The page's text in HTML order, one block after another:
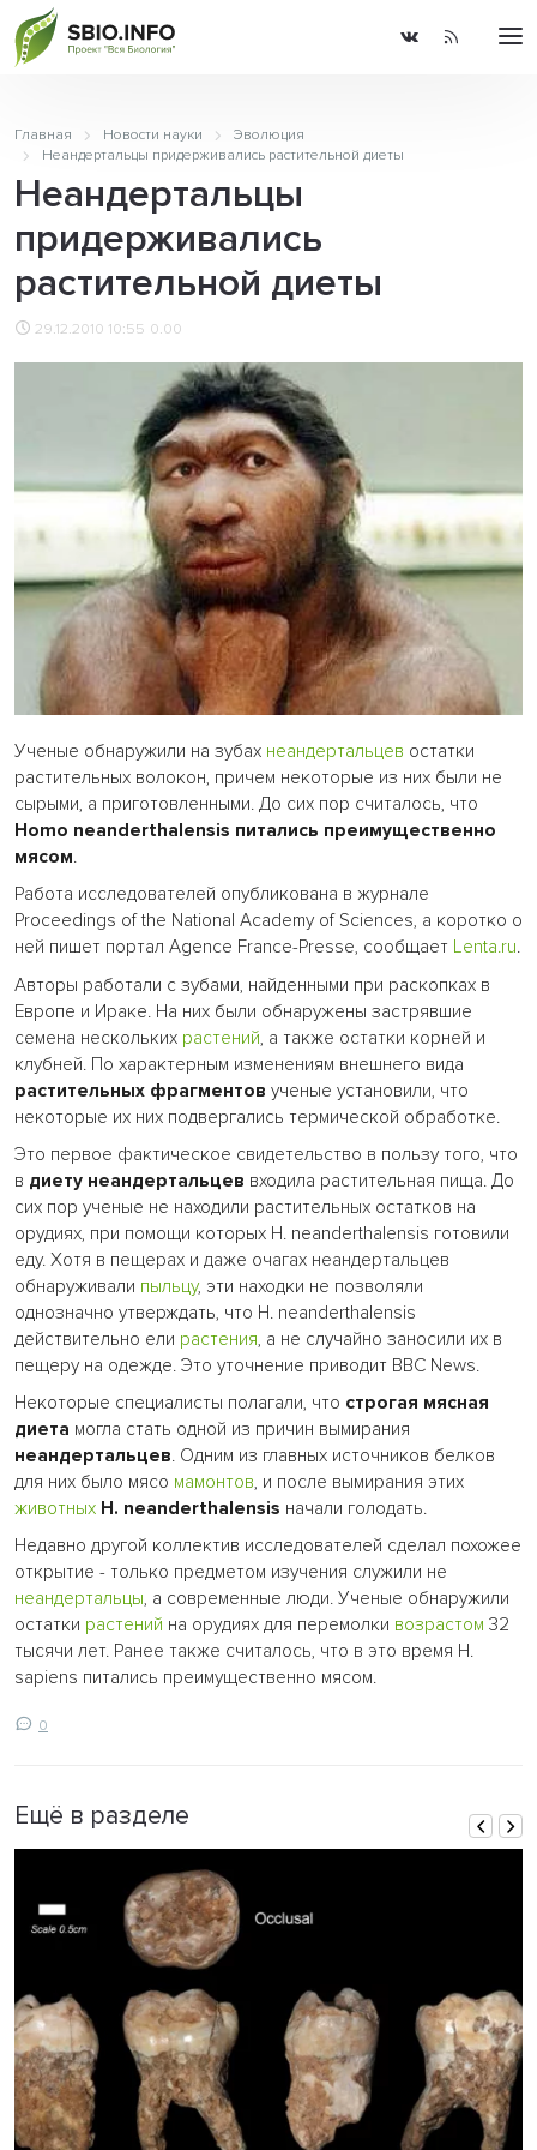
Главная Новости науки
Эволюция
Неандертальцы придерживались растительной диеты
Неандертальцы
придерживались
растительной диеты
29.12.2010 10:55 0.00
Ученые обнаружили на зубах неандертальцев остатки
растительных волокон, причем некоторые из них были не
сырыми, а приготовленными. До сих пор считалось, что
Homo neanderthalensis питались преимущественно
мясом.
Работа исследователей опубликована в журнале
Proceedings of the National Academy of Sciences, а коротко о
ней пишет портал Agence France-Presse, сообщает Lenta.ru.
Авторы работали с зубами, найденными при раскопках в
Европе и Ираке. На них были обнаружены застрявшие
семена нескольких растений, а также остатки корней и
клубней. По характерным изменениям внешнего вида
растительных фрагментов ученые установили, что
некоторые их них подвергались термической обработке.
Это первое фактическое свидетельство в пользу того, что
в диету неандертальцев входила растительная пища. До
сих пор ученые не находили растительных остатков на
орудиях, при помощи которых H. neanderthalensis готовили
еду. Хотя в пещерах и даже очагах неандертальцев
обнаруживали пыльцу, эти находки не позволяли
однозначно утверждать, что H. neanderthalensis
действительно ели растения, а не случайно заносили их в
пещеру на одежде. Это уточнение приводит BBC News.
Некоторые специалисты полагали, что строгая мясная
диета могла стать одной из причин вымирания
неандертальцев. Одним из главных источников белков
для них было мясо мамонтов, и после вымирания этих
животных H. neanderthalensis начали голодать.
Недавно другой коллектив исследователей сделал похожее
открытие - только предметом изучения служили не
неандертальцы, а современные люди. Ученые обнаружили
остатки растений на орудиях для перемолки возрастом 32
тысячи лет. Ранее также считалось, что в это время H.
sapiens питались преимущественно мясом.
0
Ещё в разделе